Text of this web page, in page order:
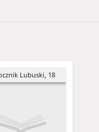
Lubuski, 18